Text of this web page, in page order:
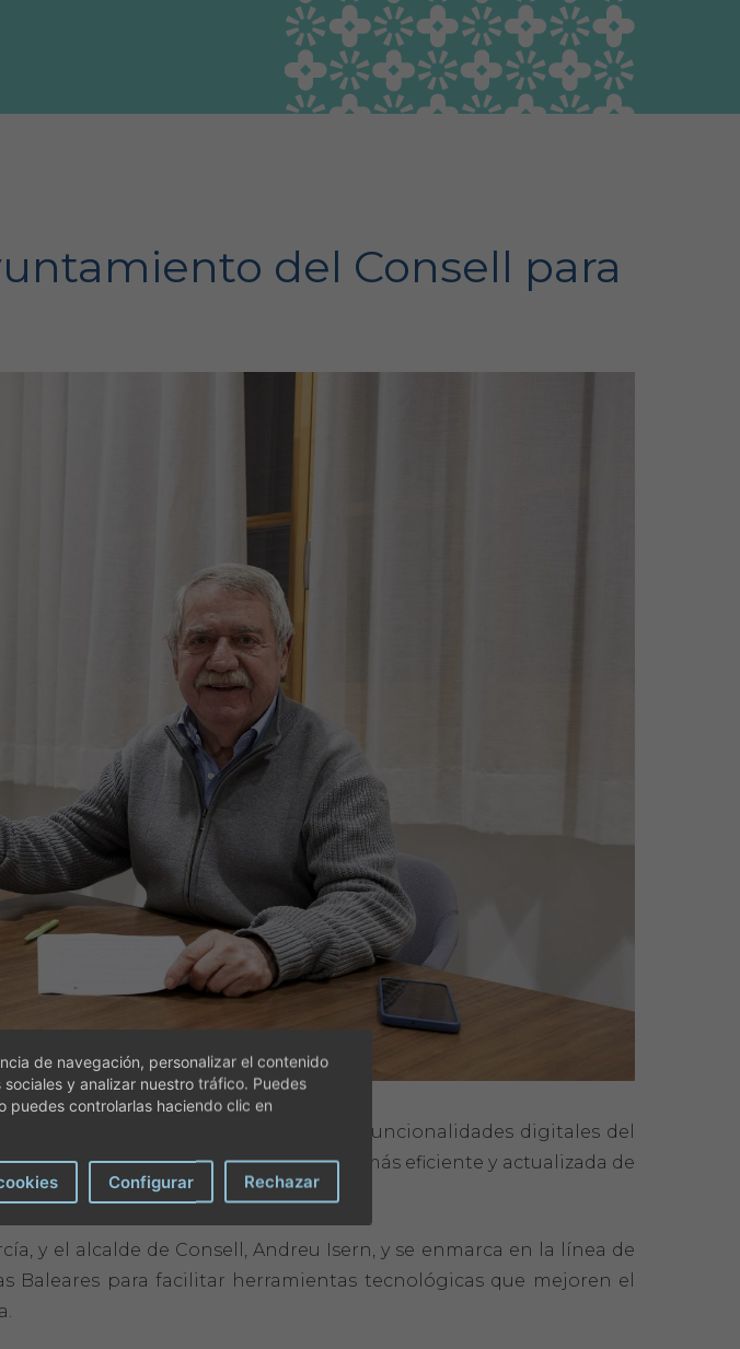
Salud animal y salud
pública
del Consell para
permitirá al municipio acceder a las funcionalidades digitales del
(RIACIB) y avanzar en una gestión más eficiente y actualizada de
y el alcalde de Consell, Andreu Isern, y se enmarca en la línea de
para facilitar herramientas tecnológicas que mejoren el
de navegación, personalizar el contenido
y analizar nuestro tráfico. Puedes
puedes controlarlas haciendo clic en
Configurar Rechazar